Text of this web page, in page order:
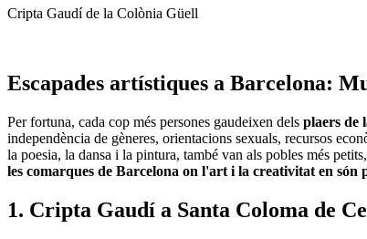
Biblioteca-Museu Víctor Balaguer a Vilanova i la Geltrú
Escapades artístiques a Barcelona:
Per fortuna, cada cop més persones gaudeixen dels plaers de
independència de gèneres, orientacions sexuals, recursos
la poesia, la dansa i la pintura, també van als pobles més
les comarques de Barcelona on l'art i la creativitat en són
1. Cripta Gaudí a Santa Coloma de